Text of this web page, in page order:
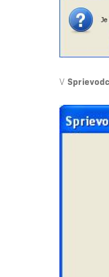
V